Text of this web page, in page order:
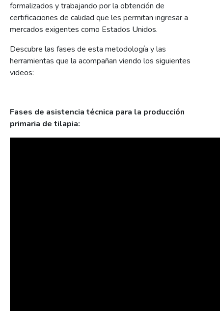
formalizados y trabajando por la obtención de
certificaciones de calidad que les permitan ingresar a
mercados exigentes como Estados Unidos.
Descubre las fases de esta metodología y las
herramientas que la acompañan viendo los siguientes
videos:
Fases de asistencia técnica para la producción
primaria de tilapia: